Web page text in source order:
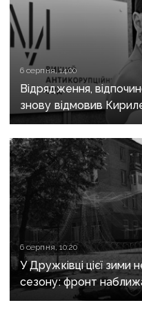
6 серпня, 14:00
Відрядження,
знову відмовив
6 серпня, 10:20
У Дружківці цієї
сезону: фронт
критично зруйнована